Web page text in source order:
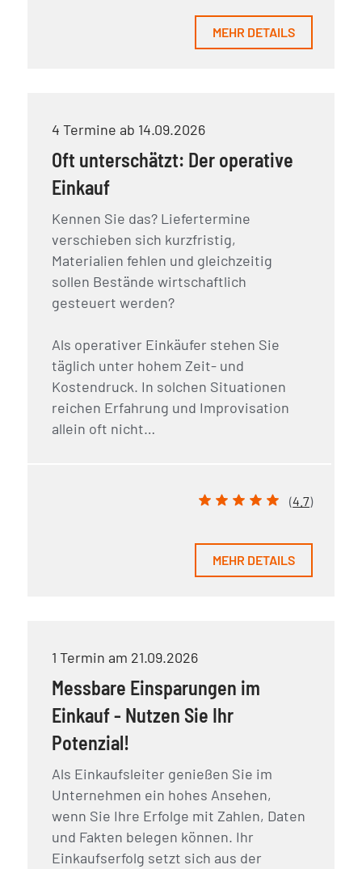
MEHR DETAILS
4 Termine ab 14.09.2026
Oft unterschätzt: Der operative
Einkauf
Kennen Sie das? Liefertermine
verschieben sich kurzfristig,
Materialien fehlen und gleichzeitig
sollen Bestände wirtschaftlich
gesteuert werden?
Als operativer Einkäufer stehen Sie
täglich unter hohem Zeit- und
Kostendruck. In solchen Situationen
reichen Erfahrung und Improvisation
allein oft nicht…
(4.7)
MEHR DETAILS
1 Termin am 21.09.2026
Messbare Einsparungen im
Einkauf - Nutzen Sie Ihr
Potenzial!
Als Einkaufsleiter genießen Sie im
Unternehmen ein hohes Ansehen,
wenn Sie Ihre Erfolge mit Zahlen, Daten
und Fakten belegen können. Ihr
Einkaufserfolg setzt sich aus der